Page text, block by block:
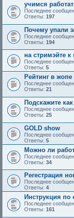
учимся
Последнее
Ответы: 197
Почему упали
Последнее
Ответы: 194
на стримэйте
Последнее
Ответы: 5
Рейтинг в жопе
Последнее
Ответы: 21
Подскажите
Последнее
Ответы: 25
GOLD show
Последнее
Ответы: 5
Можно ли
Последнее
Ответы: 34
Регестрация
Последнее
Ответы: 4
Инструкция по
Последнее
Ответы: 161